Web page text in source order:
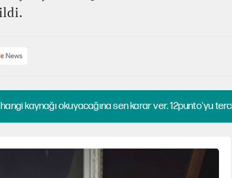
kaynağı okuyacağına sen karar ver. 12punto'yu